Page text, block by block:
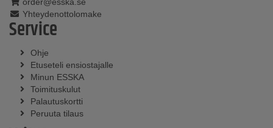
order@esska.se
Yhteydenottolomake
Service
Ohje
Etuseteli ensiostajalle
Minun ESSKA
Toimituskulut
Palautuskortti
Peruuta tilaus